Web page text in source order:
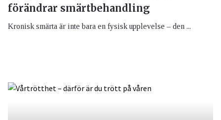
förändrar smärtbehandling
Kronisk smärta är inte bara en fysisk upplevelse – den ...